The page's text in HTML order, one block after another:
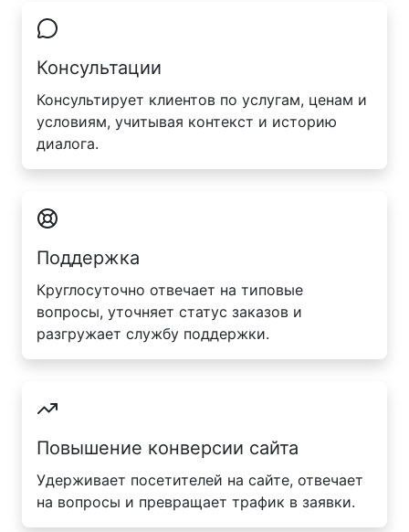
Консультации
Консультирует клиентов по услугам, ценам и
условиям, учитывая контекст и историю
диалога.
Поддержка
Круглосуточно отвечает на типовые
вопросы, уточняет статус заказов и
разгружает службу поддержки.
Повышение конверсии сайта
Удерживает посетителей на сайте, отвечает
на вопросы и превращает трафик в заявки.